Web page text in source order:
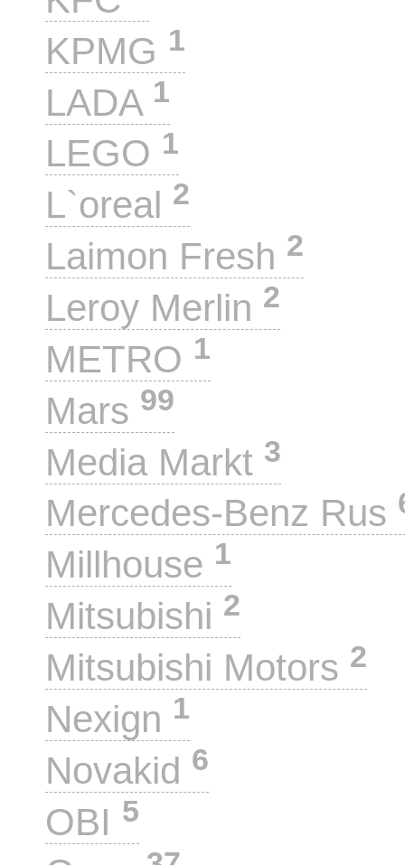
KPMG 1
LADA 1
LEGO 1
L`oreal 2
Laimon Fresh 2
Leroy Merlin 2
METRO 1
Mars 99
Media Markt 3
Mercedes-Benz Rus
Millhouse 1
Mitsubishi 2
Mitsubishi Motors 2
Nexign 1
Novakid 6
OBI 5